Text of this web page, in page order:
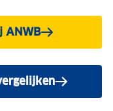
ANWB